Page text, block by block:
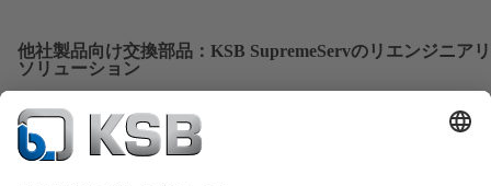
他社製品向け交換部品：KSB SupremeServのリエンジニア
ソリューション
ポンプ、バルブ、回転機器向けのカスタマイズされたスペ
ツソリューション - あらゆるメーカーに対応。KSB
リエンジニアリングソリューションにより、お客様が必要